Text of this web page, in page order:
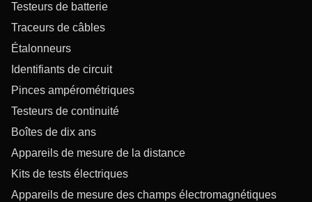
Testeurs de batterie
Traceurs de câbles
Étalonneurs
Identifiants de circuit
Pinces ampérométriques
Testeurs de continuité
Boîtes de dix ans
Appareils de mesure de la distance
Kits de tests électriques
Appareils de mesure des champs électromagnétiques